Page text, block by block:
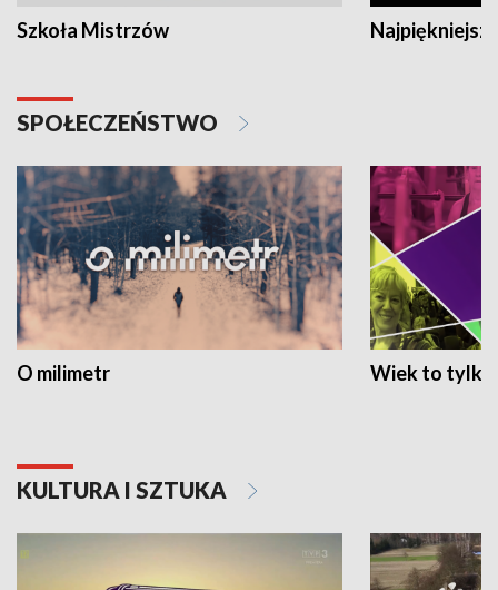
Szkoła Mistrzów
SPOŁECZEŃSTWO
O milimetr Wiek to tylko
KULTURA I SZTUKA